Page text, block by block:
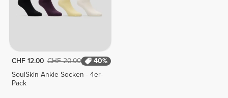
CHF 12.00 CHF 20.00
40%
SoulSkin Ankle Socken - 4er-
Pack